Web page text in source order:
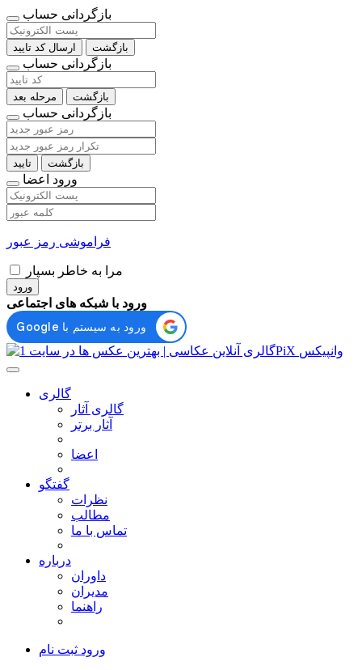
بازگردانی حساب
ارسال کد تایید بازگشت
بازگردانی حساب
مرحله بعد بازگشت
بازگردانی حساب
تایید بازگشت
ورود اعضا
فراموشی رمز عبور
مرا به خاطر بسپار
ورود
ورود با شبکه های اجتماعی
گالری
گالری آثار
آثار برتر
اعضا
گفتگو
نظرات
مطالب
تماس با ما
درباره
داوران
مدیران
راهنما
ورود ثبت نام